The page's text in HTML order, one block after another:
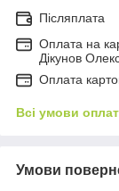
Післяплата
Оплата на
Дікунов
Оплата
Всі умови
Умови